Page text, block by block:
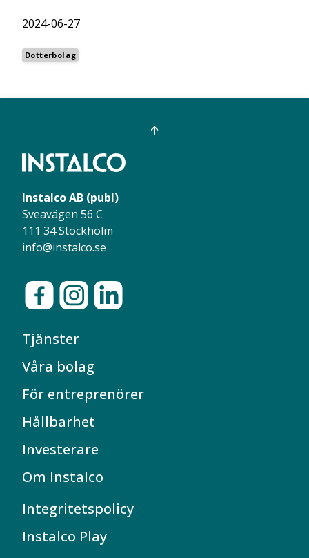
2024-06-27
Dotterbolag
Instalco AB (publ)
Sveavägen 56 C
111 34 Stockholm
info@instalco.se
Tjänster
Våra bolag
För entreprenörer
Hållbarhet
Investerare
Om Instalco
Integritetspolicy
Instalco Play